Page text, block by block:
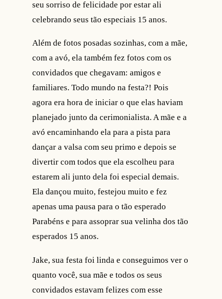
seu sorriso de felicidade por estar ali
celebrando seus tão especiais 15 anos.
Além de fotos posadas sozinhas, com a mãe,
com a avó, ela também fez fotos com os
convidados que chegavam: amigos e
familiares. Todo mundo na festa?! Pois
agora era hora de iniciar o que elas haviam
planejado junto da cerimonialista. A mãe e a
avó encaminhando ela para a pista para
dançar a valsa com seu primo e depois se
divertir com todos que ela escolheu para
estarem ali junto dela foi especial demais.
Ela dançou muito, festejou muito e fez
apenas uma pausa para o tão esperado
Parabéns e para assoprar sua velinha dos tão
esperados 15 anos.
Jake, sua festa foi linda e conseguimos ver o
quanto você, sua mãe e todos os seus
convidados estavam felizes com esse